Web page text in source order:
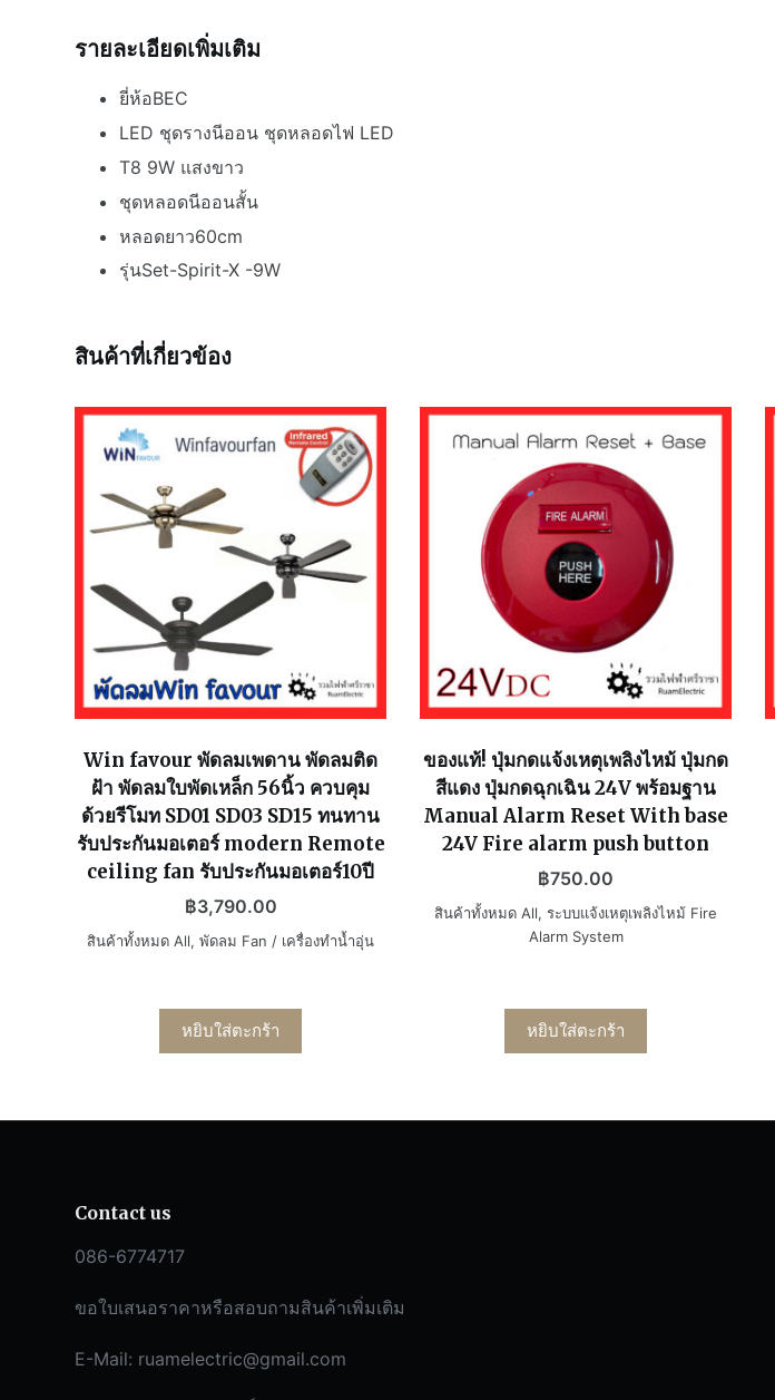
รายละเอียดเพิ่มเติม
ยี่ห้อBEC
LED ชุดรางนีออน ชุดหลอดไฟ LED
T8 9W แสงขาว
ชุดหลอดนีออนสั้น
หลอดยาว60cm
รุ่นSet-Spirit-X -9W
สินค้าที่เกี่ยวข้อง
Win favour พัดลมเพดาน พัดลมติด
ฝ้า พัดลมใบพัดเหล็ก 56นิ้ว ควบคุม
ด้วยรีโมท SD01 SD03 SD15 ทนทาน
รับประกันมอเตอร์ modern Remote
ceiling fan รับประกันมอเตอร์10ปี
฿3,790.00
สินค้าทั้งหมด All,พัดลม Fan / เครื่องทำน้ำอุ่น
หยิบใส่ตะกร้า
ของแท้! ปุ่มกดแจ้งเหตุเพลิงไหม้ ปุ่มกด
สีแดง ปุ่มกดฉุกเฉิน 24V พร้อมฐาน
Manual Alarm Reset With base
24V Fire alarm push button
฿750.00
สินค้าทั้งหมด All,ระบบแจ้งเหตุเพลิงไหม้ Fire
Alarm System
หยิบใส่ตะกร้า
Contact us
086-6774717
ขอใบเสนอราคาหรือสอบถามสินค้าเพิ่มเติม
E-Mail: ruamelectric@gmail.com